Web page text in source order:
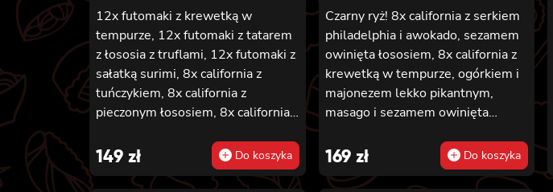
12x futomaki z krewetką w
tempurze, 12x futomaki z tatarem
z łososia z truflami, 12x futomaki z
sałatką surimi, 8x california z
tuńczykiem, 8x california z
pieczonym łososiem, 8x california z
sałatką wakame, 8x hosomaki z
tuńczykiem, 8x hosomaki z
149 zł Do koszyka
Czarny ryż! 8x california z serkiem
philadelphia i awokado, sezamem
owinięta łososiem, 8x california z
krewetką w tempurze, ogórkiem i
majonezem lekko pikantnym,
masago i sezamem owinięta
pieczonym, serkiem philadelphia,
sosem teriyaki, sezamem,
169 zł Do koszyka